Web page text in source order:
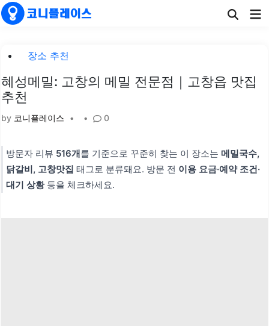
Skip
to
Posted장소 추천
혜성메밀: 고창의 메밀 전문점｜고창읍 맛집
추천
by 코니플레이스 • • 0
방문자 리뷰 516개를 기준으로 꾸준히 찾는 이 장소는 메밀국수,
닭갈비, 고창맛집 태그로 분류돼요. 방문 전 이용 요금·예약 조건·
대기 상황등을 체크하세요.